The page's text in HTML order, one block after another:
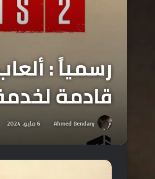
قادمة
Ahmed Bendary 6 مايو، 2024